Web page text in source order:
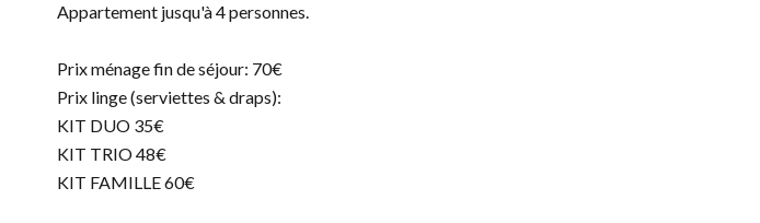
Appartement jusqu'à 4 personnes.
Prix ménage fin de séjour: 70€
Prix linge (serviettes & draps):
KIT DUO 35€
KIT TRIO 48€
KIT FAMILLE 60€